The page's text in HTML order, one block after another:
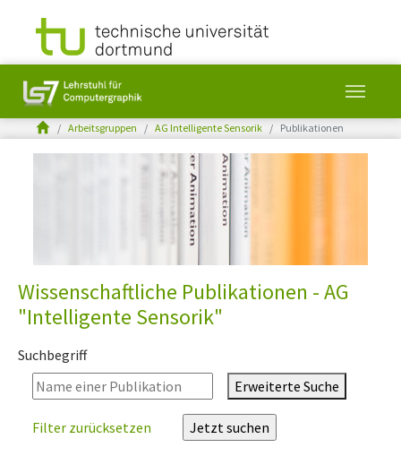
You are here:Arbeitsgruppen AG Intelligente Sensorik Publikationen
Wissenschaftliche Publikationen - AG
"Intelligente Sensorik"
Suchbegriff
Erweiterte Suche
Filter zurücksetzen